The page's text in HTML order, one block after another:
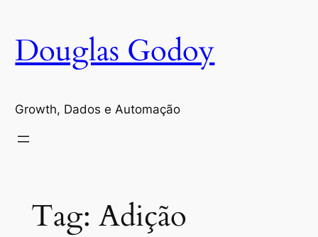
conteúdo
Douglas Godoy
Growth, Dados e Automação
Tag: Adição